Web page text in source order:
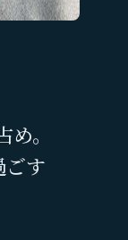
。
ごす